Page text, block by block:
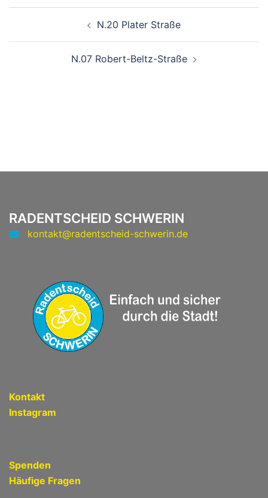
N.20 Plater Straße
N.07 Robert-Beltz-Straße
RADENTSCHEID SCHWERIN
kontakt@radentscheid-schwerin.de
Kontakt
Instagram
Spenden
Häufige Fragen